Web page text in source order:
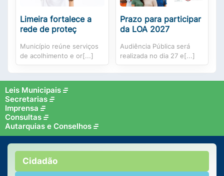
Limeira fortalece a
rede de proteç
Município reúne serviços
de acolhimento e or[...]
Prazo para participar
da LOA 2027
Audiência Pública será
realizada no dia 27 e[...]
Leis Municipais
Secretarias
Imprensa
Consultas
Autarquias e Conselhos
Cidadão